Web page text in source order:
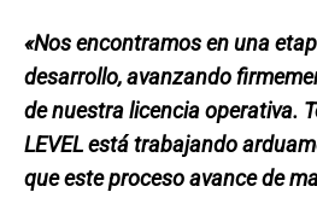
«Nos encontramos en una
desarrollo, avanzando
de nuestra licencia operativa.
LEVEL está trabajando
que este proceso avance de